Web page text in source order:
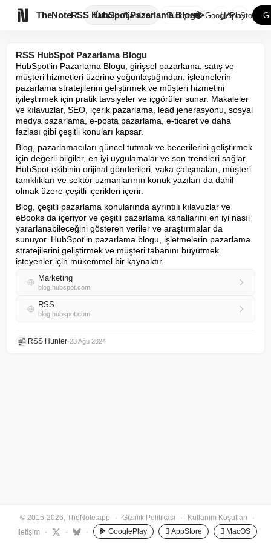
TheNote ÜrünlerAjanlar
RSS HubSpot Pazarlama Blogu
Türkçe GooglePlay
AppStore
RSS HubSpot Pazarlama Blogu
HubSpot'in Pazarlama Blogu, girişsel pazarlama, satış ve
müşteri hizmetleri üzerine yoğunlaştığından, işletmelerin
pazarlama stratejilerini geliştirmek ve müşteri hizmetini
iyileştirmek için pratik tavsiyeler ve içgörüler sunar. Makaleler
ve kılavuzlar, SEO, içerik pazarlama, lead jenerasyonu, sosyal
medya pazarlama, e-posta pazarlama, e-ticaret ve daha
fazlası gibi çeşitli konuları kapsar.
Blog, pazarlamacıları güncel tutmak ve becerilerini geliştirmek
için değerli bilgiler, en iyi uygulamalar ve son trendleri sağlar.
HubSpot ekibinin orijinal gönderileri, vaka çalışmaları, müşteri
tanıklıkları ve sektör uzmanlarının konuk yazıları da dahil
olmak üzere çeşitli içerikleri içerir.
Blog, çeşitli pazarlama konularında ayrıntılı kılavuzlar ve
eBooks da içeriyor ve çeşitli pazarlama kanallarını en iyi nasıl
yararlanabileceğini gösteren veriler ve araştırmalar da
sunuyor. HubSpot'in pazarlama blogu, işletmelerin pazarlama
stratejilerini geliştirmek ve müşteri tabanını büyütmek
isteyenler için mükemmel bir kaynaktır.
Marketing
blog.hubspot.com
RSS
blog.hubspot.com
RSS Hunter•23 Ağu 2024
© 2015-2026, TheNote.app · Gizlilik Politikası · Kullanım Koşulları
·
İletişim
· · · GooglePlay  AppStore  MacOS